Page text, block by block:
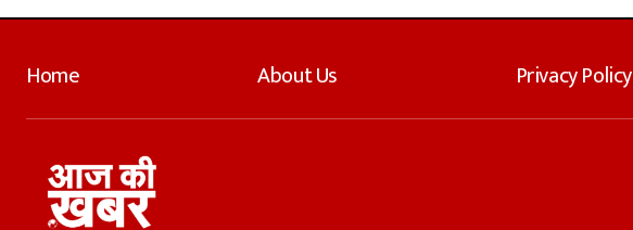
Home About Us Privacy Policy